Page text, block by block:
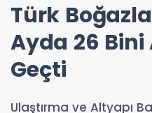
Türk
Ayda 26 Bini
Geçti
Ulaştırma ve Altyapı